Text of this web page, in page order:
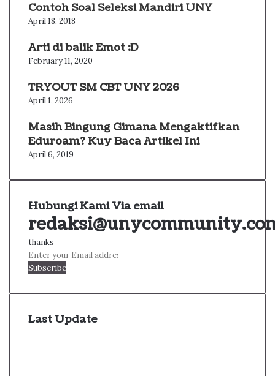
Contoh Soal Seleksi Mandiri UNY
April 18, 2018
Arti di balik Emot :D
February 11, 2020
TRYOUT SM CBT UNY 2026
April 1, 2026
Masih Bingung Gimana Mengaktifkan
Eduroam? Kuy Baca Artikel Ini
April 6, 2019
Hubungi Kami Via email
thanks
Enter
your
address
Last Update